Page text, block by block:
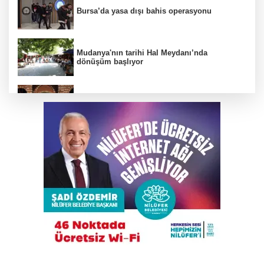
Bursa’da yasa dışı bahis operasyonu
Mudanya'nın tarihi Hal Meydanı’nda
dönüşüm başlıyor
çalışmalarına Kapalıçarşı'dan başladı
Çalıntı araçla 10 kilometre kaçtı, 380 bin TL
ceza yedi
Bakanlığa sahte diploma soruları: 419
usulsüz denklik, yanıt yok
Bursa'da tarlalık alanı ateşe veren şüpheli
yakalandı